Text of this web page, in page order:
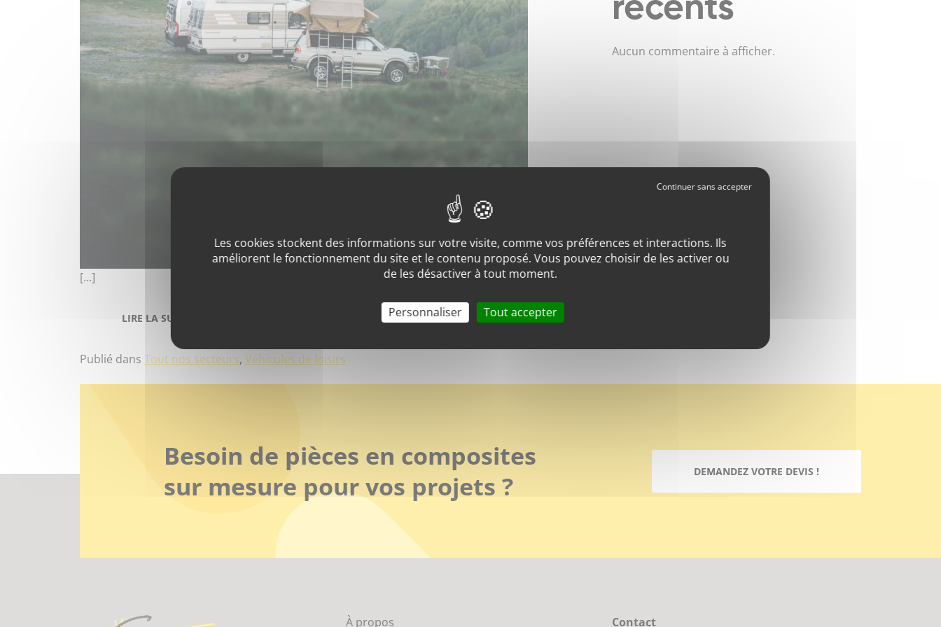
[…]
LIRE LA SUITE… FROM SECTEUR VÉHICULES DE LOISIRS
Publié dans Tout nos secteurs, Véhicules de loisirs
récents
Aucun commentaire à afficher.
Besoin de pièces en composites
sur mesure pour vos projets ?
DEMANDEZ VOTRE DEVIS !
À propos Contact
Les cookies stockent des informations sur votre visite, comme vos préférences et interactions. Ils
améliorent le fonctionnement du site et le contenu proposé. Vous pouvez choisir de les activer ou
de les désactiver à tout moment.
Tout accepter
Personnaliser